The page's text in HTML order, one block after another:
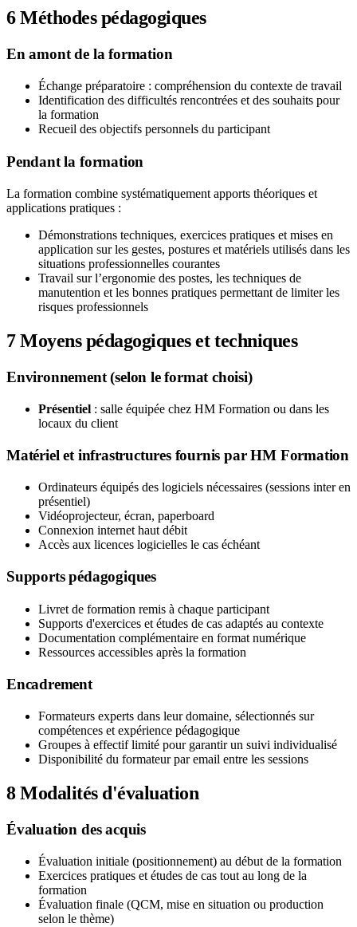
6Méthodes pédagogiques
En amont de la formation
Échange préparatoire : compréhension du contexte de travail
Identification des difficultés rencontrées et des souhaits pour
la formation
Recueil des objectifs personnels du participant
Pendant la formation
La formation combine systématiquement apports théoriques et
applications pratiques :
Démonstrations techniques, exercices pratiques et mises en
application sur les gestes, postures et matériels utilisés dans les
situations professionnelles courantes
Travail sur l’ergonomie des postes, les techniques de
manutention et les bonnes pratiques permettant de limiter les
risques professionnels
7Moyens pédagogiques et techniques
Environnement (selon le format choisi)
Présentiel : salle équipée chez HM Formation ou dans les
locaux du client
Matériel et infrastructures fournis par HM Formation
Ordinateurs équipés des logiciels nécessaires (sessions inter en
présentiel)
Vidéoprojecteur, écran, paperboard
Connexion internet haut débit
Accès aux licences logicielles le cas échéant
Supports pédagogiques
Livret de formation remis à chaque participant
Supports d'exercices et études de cas adaptés au contexte
Documentation complémentaire en format numérique
Ressources accessibles après la formation
Encadrement
Formateurs experts dans leur domaine, sélectionnés sur
compétences et expérience pédagogique
Groupes à effectif limité pour garantir un suivi individualisé
Disponibilité du formateur par email entre les sessions
8Modalités d'évaluation
Évaluation des acquis
Évaluation initiale (positionnement) au début de la formation
Exercices pratiques et études de cas tout au long de la
formation
Évaluation finale (QCM, mise en situation ou production
selon le thème)